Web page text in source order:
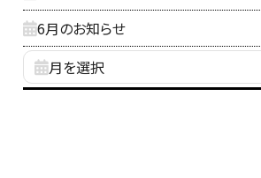
6月のお知らせ
月を選択